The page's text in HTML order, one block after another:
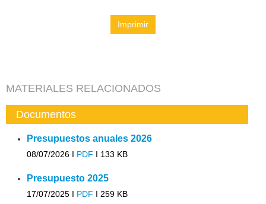
Imprimir
MATERIALES RELACIONADOS
Documentos
Presupuestos anuales 2026
08/07/2026 I PDF I 133 KB
Presupuesto 2025
17/07/2025 I PDF I 259 KB